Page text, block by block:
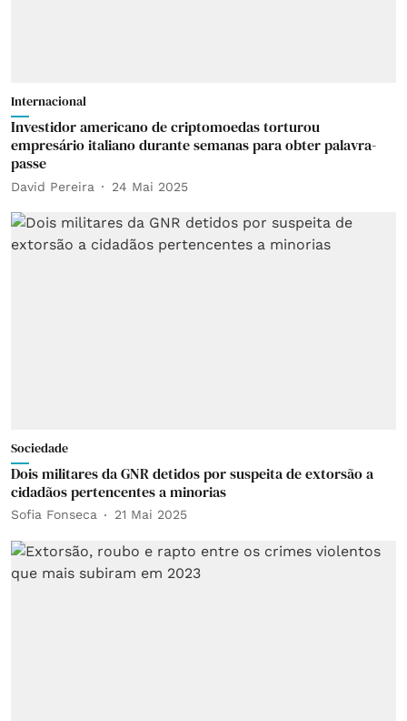
Internacional
Investidor americano de criptomoedas torturou
empresário italiano durante semanas para obter palavra-
passe
David Pereira 24 Mai 2025
Sociedade
Dois militares da GNR detidos por suspeita de extorsão a
cidadãos pertencentes a minorias
Sofia Fonseca 21 Mai 2025